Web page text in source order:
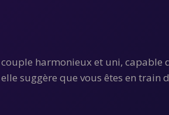
harmonieux et uni, capable
suggère que vous êtes en train